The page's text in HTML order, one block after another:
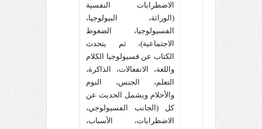
الاضطرابات النفسية
(الوراثة، البيولوجيا،
الفسيولوجيا، الضغوط
الاجتماعية)، ثم يتحدث
الكتاب عن فسيولوجيا الكلام
واللغة، الانفعالات، الذاكرة،
التعلم، الجنس، النوم
والأحلام ويشمل الحديث عن
كل (الجانب الفسيولوجي،
الاضطرابات، الأسباب،